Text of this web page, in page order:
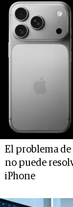
El problema
no puede
iPhone